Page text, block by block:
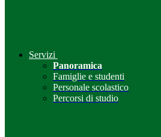
Servizi
Panoramica
Famiglie e studenti
Personale scolastico
Percorsi di studio